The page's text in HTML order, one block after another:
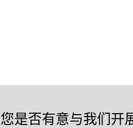
您是否有意与我们开